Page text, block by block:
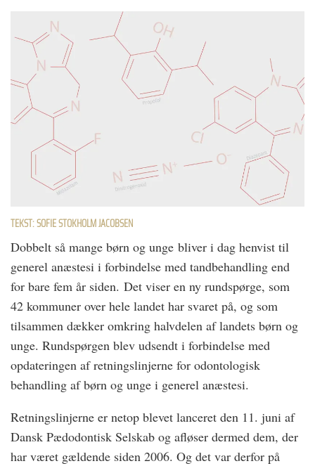
TEKST: SOFIE STOKHOLM JACOBSEN
Dobbelt så mange børn og unge bliver i dag henvist til
generel anæstesi i forbindelse med tandbehandling end
for bare fem år siden. Det viser en ny rundspørge, som
42 kommuner over hele landet har svaret på, og som
tilsammen dækker omkring halvdelen af landets børn og
unge. Rundspørgen blev udsendt i forbindelse med
opdateringen af retningslinjerne for odontologisk
behandling af børn og unge i generel anæstesi.
Retningslinjerne er netop blevet lanceret den 11. juni af
Dansk Pædodontisk Selskab og afløser dermed dem, der
har været gældende siden 2006. Og det var derfor på